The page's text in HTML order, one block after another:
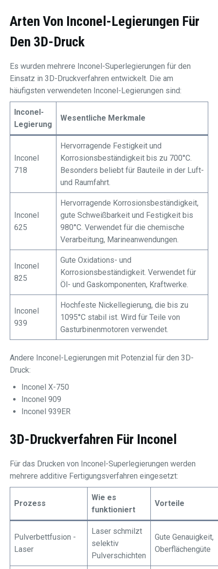
Arten Von Inconel-Legierungen Für
Den 3D-Druck
Es wurden mehrere Inconel-Superlegierungen für den
Einsatz in 3D-Druckverfahren entwickelt. Die am
häufigsten verwendeten Inconel-Legierungen sind:
Inconel-
Legierung
Wesentliche Merkmale
Inconel
718
Hervorragende Festigkeit und
Korrosionsbeständigkeit bis zu 700°C.
Besonders beliebt für Bauteile in der Luft-
und Raumfahrt.
Inconel
625
Hervorragende Korrosionsbeständigkeit,
gute Schweißbarkeit und Festigkeit bis
980°C. Verwendet für die chemische
Verarbeitung, Marineanwendungen.
Inconel
825
Gute Oxidations- und
Korrosionsbeständigkeit. Verwendet für
Öl- und Gaskomponenten, Kraftwerke.
Inconel
939
Hochfeste Nickellegierung, die bis zu
1095°C stabil ist. Wird für Teile von
Gasturbinenmotoren verwendet.
Andere Inconel-Legierungen mit Potenzial für den 3D-
Druck:
Inconel X-750
Inconel 909
Inconel 939ER
3D-Druckverfahren Für Inconel
Für das Drucken von Inconel-Superlegierungen werden
mehrere additive Fertigungsverfahren eingesetzt:
Prozess
Wie es
funktioniert
Vorteile
Pulverbettfusion -
Laser
Laser schmilzt
selektiv
Pulverschichten
Gute Genauigkeit,
Oberflächengüte